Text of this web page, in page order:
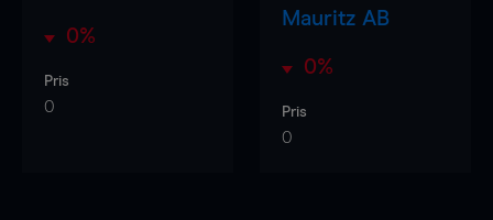
0%
Pris
0
Mauritz AB
0%
Pris
0